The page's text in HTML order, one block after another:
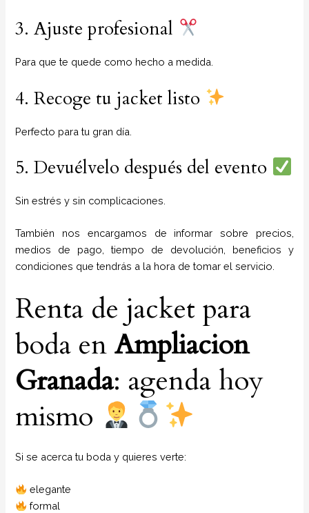
3. Ajuste profesional
Para que te quede como hecho a medida.
4. Recoge tu jacket listo
Perfecto para tu gran día.
5. Devuélvelo después del evento
Sin estrés y sin complicaciones.
También nos encargamos de informar sobre precios,
medios de pago, tiempo de devolución, beneficios y
condiciones que tendrás a la hora de tomar el servicio.
Renta de jacket para
boda enAmpliacion
Granada: agenda hoy
mismo
Si se acerca tu boda y quieres verte:
elegante
formal